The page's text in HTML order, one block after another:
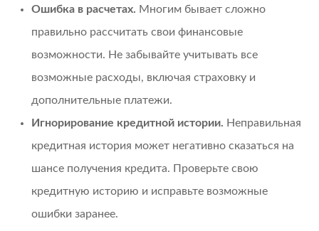
Ошибка в расчетах. Многим бывает сложно
правильно рассчитать свои финансовые
возможности. Не забывайте учитывать все
возможные расходы, включая страховку и
дополнительные платежи.
Игнорирование кредитной истории. Неправильная
кредитная история может негативно сказаться на
шансе получения кредита. Проверьте свою
кредитную историю и исправьте возможные
ошибки заранее.